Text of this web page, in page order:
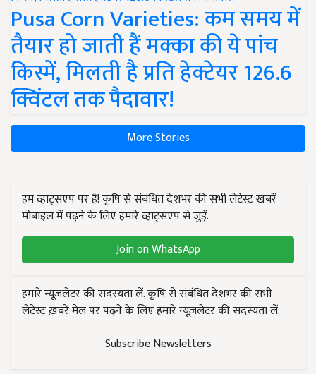
Pusa Corn Varieties: कम समय में
तैयार हो जाती हैं मक्का की ये पांच
किस्में, मिलती है प्रति हेक्टेयर 126.6
क्विंटल तक पैदावार!
More Stories
हम व्हाट्सएप पर हैं! कृषि से संबंधित देशभर की सभी लेटेस्ट ख़बरें
मोबाइल में पढ़ने के लिए हमारे व्हाट्सएप से जुड़ें.
Join on WhatsApp
हमारे न्यूज़लेटर की सदस्यता लें. कृषि से संबंधित देशभर की सभी
लेटेस्ट ख़बरें मेल पर पढ़ने के लिए हमारे न्यूज़लेटर की सदस्यता लें.
Subscribe Newsletters